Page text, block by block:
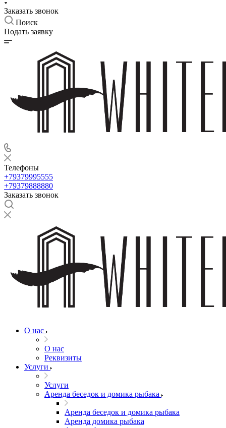
Заказать звонок
Поиск
Подать заявку
Телефоны
+79379995555
+79379888880
Заказать звонок
О нас
О нас
Реквизиты
Услуги
Услуги
Аренда беседок и домика рыбака
Аренда беседок и домика рыбака
Аренда домика рыбака